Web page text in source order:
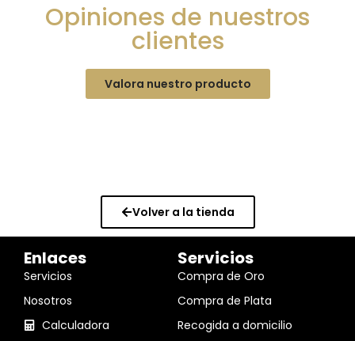
Opiniones de nuestros
clientes
Valora nuestro producto
Volver a la tienda
Enlaces
Servicios
Nosotros
Calculadora
Servicios
Compra de Oro
Compra de Plata
Recogida a domicilio